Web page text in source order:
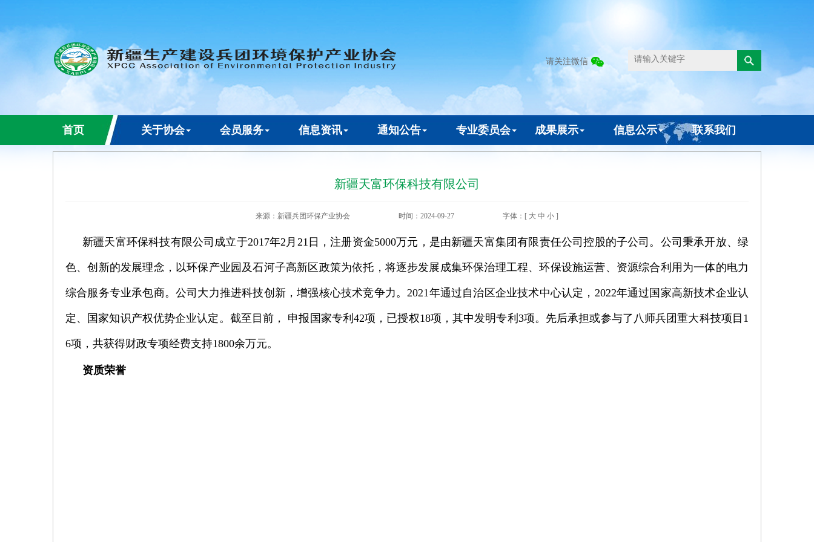
请关注微信
首页 关于协会 会员服务 信息资讯 通知公告 专业委员会 成果展示 信息公示 联系我们
新疆天富环保科技有限公司
来源：新疆兵团环保产业协会 时间：2024-09-27 字体：[ 大 中 小 ]
新疆天富环保科技有限公司成立于2017年2月21日，注册资金5000万元，是由新疆天富集团有限责任公司控股的子公司。公司秉承开放、绿
色、创新的发展理念，以环保产业园及石河子高新区政策为依托，将逐步发展成集环保治理工程、环保设施运营、资源综合利用为一体的电力
综合服务专业承包商。公司大力推进科技创新，增强核心技术竞争力。2021年通过自治区企业技术中心认定，2022年通过国家高新技术企业认
定、国家知识产权优势企业认定。截至目前， 申报国家专利42项，已授权18项，其中发明专利3项。先后承担或参与了八师兵团重大科技项目1
6项，共获得财政专项经费支持1800余万元。
资质荣誉